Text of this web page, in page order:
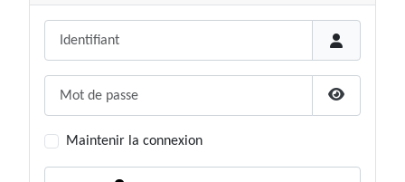
Afficher le
Maintenir la connexion